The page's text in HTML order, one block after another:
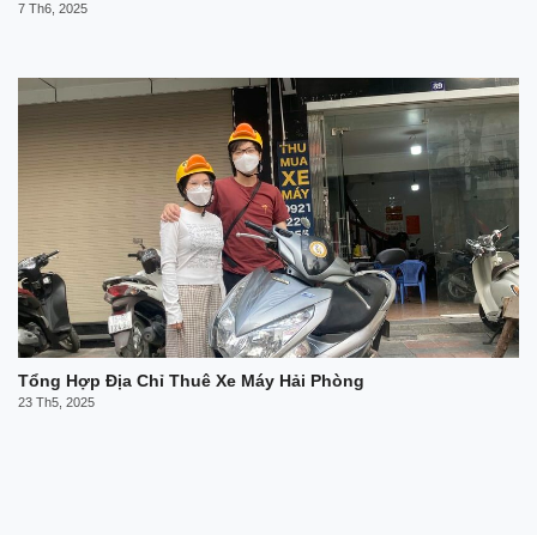
7 Th6, 2025
Tổng Hợp Địa Chỉ Thuê Xe Máy Hải Phòng
23 Th5, 2025